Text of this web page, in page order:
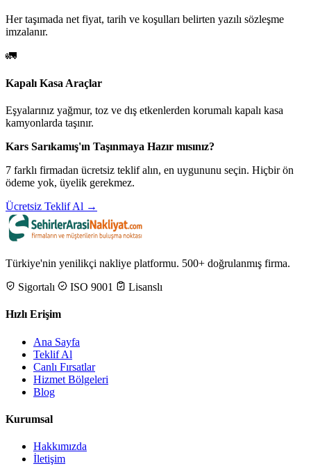
Her taşımada net fiyat, tarih ve koşulları belirten yazılı sözleşme
imzalanır.
🚛
Kapalı Kasa Araçlar
Eşyalarınız yağmur, toz ve dış etkenlerden korumalı kapalı kasa
kamyonlarda taşınır.
Kars Sarıkamış'ın Taşınmaya Hazır mısınız?
7 farklı firmadan ücretsiz teklif alın, en uygununu seçin. Hiçbir ön
ödeme yok, üyelik gerekmez.
Ücretsiz Teklif Al →
Türkiye'nin yenilikçi nakliye platformu. 500+ doğrulanmış firma.
Sigortalı
ISO 9001 Lisanslı
Hızlı Erişim
Ana Sayfa
Teklif Al
Canlı Fırsatlar
Hizmet Bölgeleri
Blog
Kurumsal
Hakkımızda
İletişim